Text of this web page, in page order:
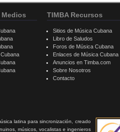
latina para sincronización, creado
músicos, vocalistas e ingenieros
Medios TIMBA Recursos
Sitios de Música Cubana
Libro de Saludos
Foros de Música Cubana
Enlaces de Música Cubana
Anuncios en Timba.com
Sobre Nosotros
Contacto